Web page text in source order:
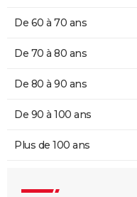
De 60 à 70 ans
De 70 à 80 ans
De 80 à 90 ans
De 90 à 100 ans
Plus de 100 ans